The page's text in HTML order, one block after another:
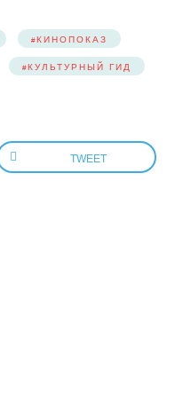
КИНОПОКАЗ
КУЛЬТУРНЫЙ ГИД
TWEET